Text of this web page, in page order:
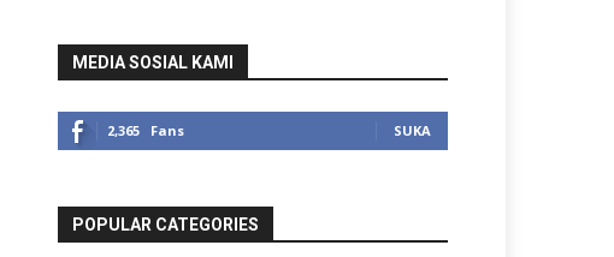
MEDIA SOSIAL KAMI
2,365 Fans SUKA
POPULAR CATEGORIES